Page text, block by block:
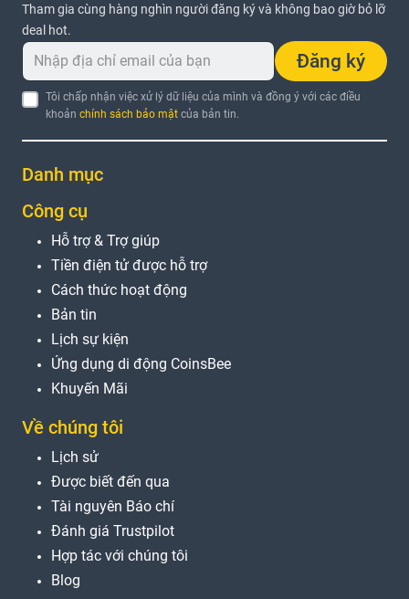
Tham gia cùng hàng nghìn người đăng ký và không bao giờ bỏ lỡ
deal hot.
Đăng ký
Tôi chấp nhận việc xử lý dữ liệu của mình và đồng ý với các điều
khoảnchính sách bảo mật của bản tin.
Danh mục
Công cụ
Hỗ trợ & Trợ giúp
Tiền điện tử được hỗ trợ
Cách thức hoạt động
Bản tin
Lịch sự kiện
Ứng dụng di động CoinsBee
Khuyến Mãi
Về chúng tôi
Lịch sử
Được biết đến qua
Tài nguyên Báo chí
Đánh giá Trustpilot
Hợp tác với chúng tôi
Blog